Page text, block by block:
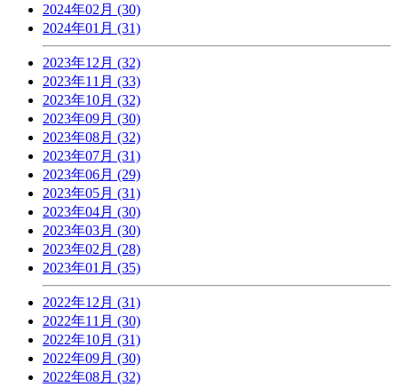
2024年02月 (30)
2024年01月 (31)
2023年12月 (32)
2023年11月 (33)
2023年10月 (32)
2023年09月 (30)
2023年08月 (32)
2023年07月 (31)
2023年06月 (29)
2023年05月 (31)
2023年04月 (30)
2023年03月 (30)
2023年02月 (28)
2023年01月 (35)
2022年12月 (31)
2022年11月 (30)
2022年10月 (31)
2022年09月 (30)
2022年08月 (32)